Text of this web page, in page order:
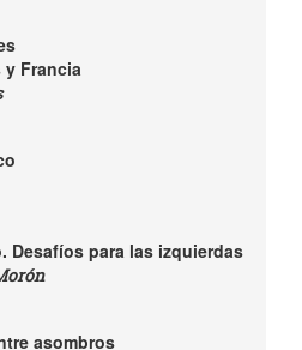
Francia
Desafíos para las izquierdas
asombros